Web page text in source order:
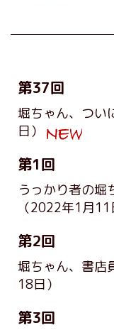
第37回
堀ちゃん、つい
日）
第1回
うっかり者の堀
（2022年1月11
第2回
堀ちゃん、書店
18日）
第3回